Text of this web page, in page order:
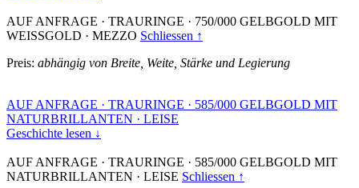
AUF ANFRAGE · TRAURINGE · 750/000 GELBGOLD MIT
WEISSGOLD · MEZZO Schliessen ↑
Preis: abhängig von Breite, Weite, Stärke und Legierung
AUF ANFRAGE · TRAURINGE · 585/000 GELBGOLD MIT
NATURBRILLANTEN · LEISE
Geschichte lesen ↓
AUF ANFRAGE · TRAURINGE · 585/000 GELBGOLD MIT
NATURBRILLANTEN · LEISE Schliessen ↑